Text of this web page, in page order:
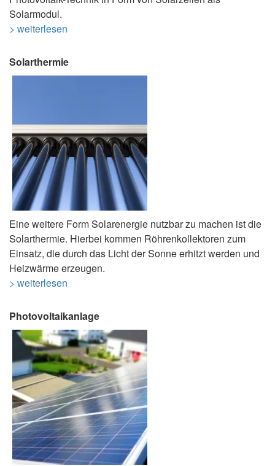
Solarmodul.
> weiterlesen
Solarthermie
Eine weitere Form Solarenergie nutzbar zu machen ist die
Solarthermie. Hierbei kommen Röhrenkollektoren zum
Einsatz, die durch das Licht der Sonne erhitzt werden und
Heizwärme erzeugen.
> weiterlesen
Photovoltaikanlage